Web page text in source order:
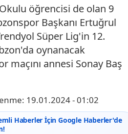
öğrencisi de olan 9
Başkanı Ertuğrul
Süper Lig'in 12.
oynanacak
maçını annesi Sonay Baş
19.01.2024 - 01:02
Haberler İçin Google Haberler'de